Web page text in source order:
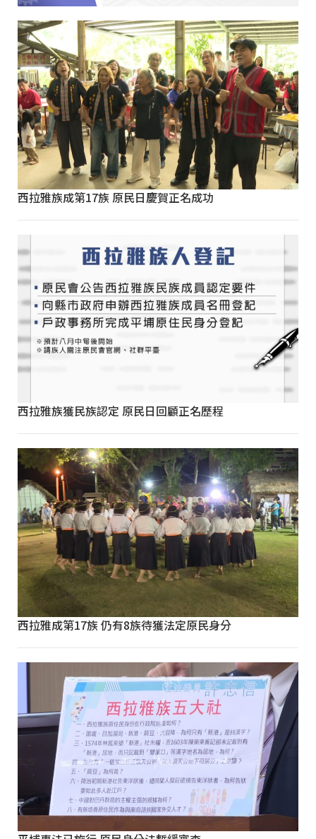
西拉雅族成第17族 原民日慶賀正名成功
西拉雅族獲民族認定 原民日回顧正名歷程
西拉雅成第17族 仍有8族待獲法定原民身分